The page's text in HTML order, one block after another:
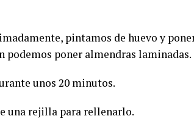
pintamos de huevo y
podemos poner almendras laminadas.
unos 20 minutos.
una rejilla para rellenarlo.